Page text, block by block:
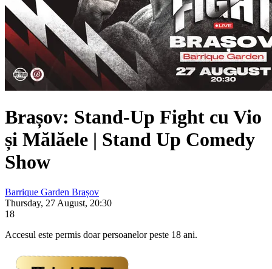
Brașov: Stand-Up Fight cu Vio
și Mălăele | Stand Up Comedy
Show
Barrique Garden Brașov
Thursday, 27 August, 20:30
18
Accesul este permis doar persoanelor peste 18 ani.